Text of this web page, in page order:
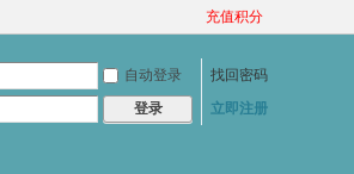
充值积分
自动登录
找回密码
登录 立即注册